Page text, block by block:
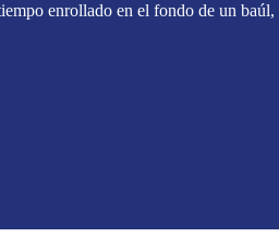
enrollado en el fondo de un baúl,